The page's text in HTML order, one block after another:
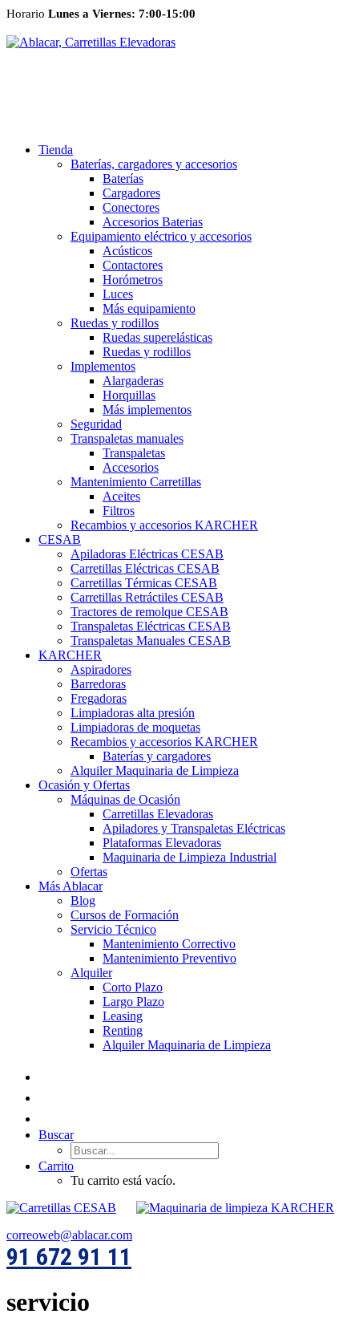
Horario Lunes a Viernes: 7:00-15:00
Tienda
Baterías, cargadores y accesorios
Baterías
Cargadores
Conectores
Accesorios Baterias
Equipamiento eléctrico y accesorios
Acústicos
Contactores
Horómetros
Luces
Más equipamiento
Ruedas y rodillos
Ruedas superelásticas
Ruedas y rodillos
Implementos
Alargaderas
Horquillas
Más implementos
Seguridad
Transpaletas manuales
Transpaletas
Accesorios
Mantenimiento Carretillas
Aceites
Filtros
Recambios y accesorios KARCHER
CESAB
Apiladoras Eléctricas CESAB
Carretillas Eléctricas CESAB
Carretillas Térmicas CESAB
Carretillas Retráctiles CESAB
Tractores de remolque CESAB
Transpaletas Eléctricas CESAB
Transpaletas Manuales CESAB
KARCHER
Aspiradores
Barredoras
Fregadoras
Limpiadoras alta presión
Limpiadoras de moquetas
Recambios y accesorios KARCHER
Baterías y cargadores
Alquiler Maquinaria de Limpieza
Ocasión y Ofertas
Máquinas de Ocasión
Carretillas Elevadoras
Apiladores y Transpaletas Eléctricas
Plataformas Elevadoras
Maquinaria de Limpieza Industrial
Ofertas
Más Ablacar
Blog
Cursos de Formación
Servicio Técnico
Mantenimiento Correctivo
Mantenimiento Preventivo
Alquiler
Corto Plazo
Largo Plazo
Leasing
Renting
Alquiler Maquinaria de Limpieza
Buscar
Carrito
Tu carrito está vacío.
correoweb@ablacar.com
91 672 91 11
servicio